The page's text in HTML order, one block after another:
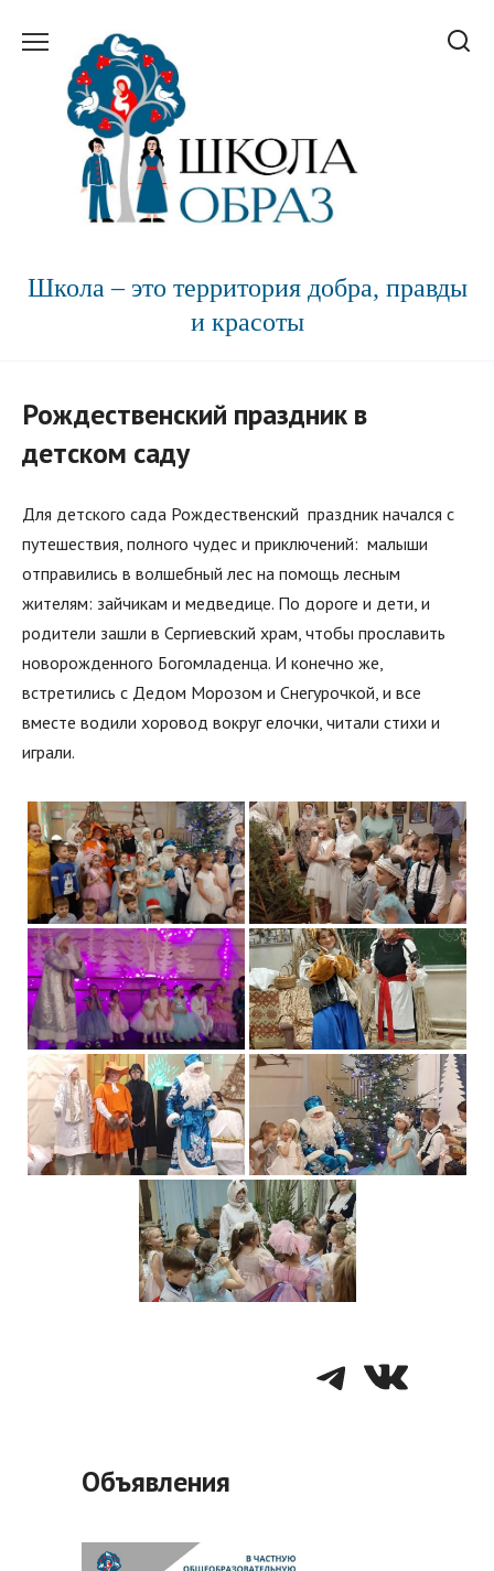
содержанию
Школа – это территория добра, правды
и красоты
Рождественский праздник в
детском саду
Для детского сада Рождественский праздник начался с
путешествия, полного чудес и приключений: малыши
отправились в волшебный лес на помощь лесным
жителям: зайчикам и медведице. По дороге и дети, и
родители зашли в Сергиевский храм, чтобы прославить
новорожденного Богомладенца. И конечно же,
встретились с Дедом Морозом и Снегурочкой, и все
вместе водили хоровод вокруг елочки, читали стихи и
играли.
VK
Объявления